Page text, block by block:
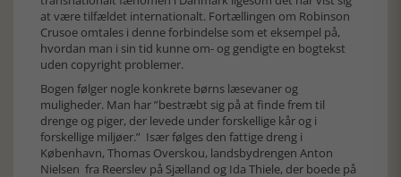
at være tilfældet internationalt. Fortællingen om Robinson
Crusoe omtales i denne forbindelse som et eksempel på,
hvordan man i sin tid kunne om- og gendigte en bogtekst
uden copyright problemer.
Bogen følger nogle konkrete børns læsevaner og
muligheder. Man har ”bestræbt sig på at finde frem til
drenge og piger, der levede under forskellige kår og i
forskellige miljøer.” Især følges den fattige dreng i
København, Thomas Overskou, landsbydrengen Anton
Nielsen fra Reerslev på Sjælland og Ida Thiele, der boede på